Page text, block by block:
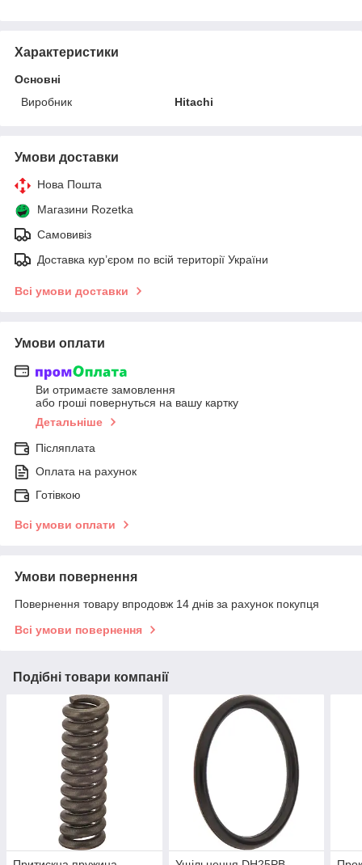
Характеристики
Основні
Виробник
Hitachi
Умови доставки
Нова Пошта
Магазини Rozetka
Самовивіз
Доставка кур’єром по всій території України
Всі умови доставки
Умови оплати
Ви отримаєте замовлення
або гроші повернуться на вашу картку
Детальніше
Післяплата
Оплата на рахунок
Готівкою
Всі умови оплати
Умови повернення
Повернення товару впродовж 14 днів за рахунок покупця
Всі умови повернення
Подібні товари компанії